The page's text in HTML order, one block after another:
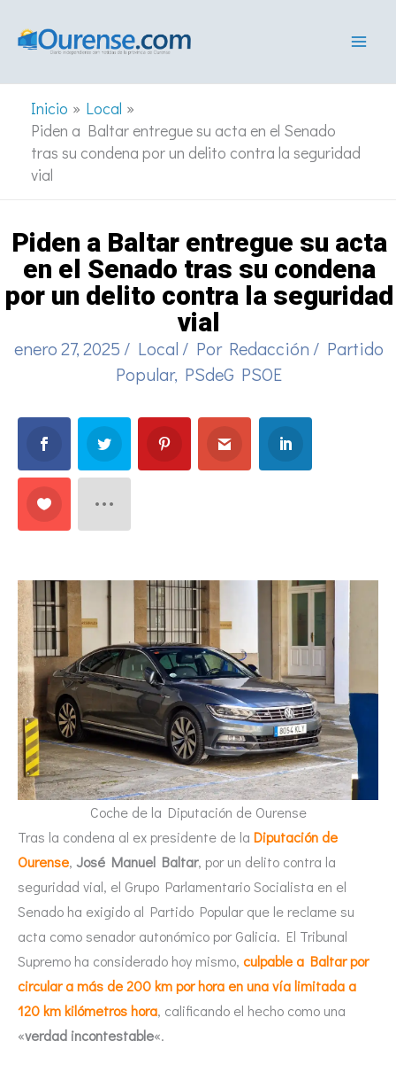
Inicio
Local
Piden a Baltar entregue su acta en el Senado
tras su condena por un delito contra la seguridad
vial
Piden a Baltar entregue su acta
en el Senado tras su condena
por un delito contra la seguridad
vial
enero 27, 2025 / Local / Por Redacción / Partido
Popular, PSdeG PSOE
Coche de la Diputación de Ourense
Tras la condena al ex presidente de la Diputación de
Ourense, José Manuel Baltar, por un delito contra la
seguridad vial, el Grupo Parlamentario Socialista en el
Senado ha exigido al Partido Popular que le reclame su
acta como senador autonómico por Galicia. El Tribunal
Supremo ha considerado hoy mismo, culpable a Baltar por
circular a más de 200 km por hora en una vía limitada a
120 km kilómetros hora, calificando el hecho como una
«verdad incontestable«.